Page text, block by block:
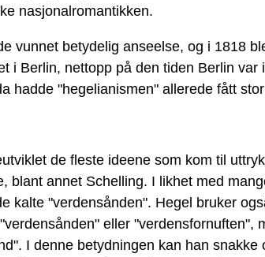
nasjonalromantikken.
vunnet betydelig anseelse, og i 1818
i Berlin, nettopp på den tiden Berlin
hadde "hegelianismen" allerede fått
de fleste ideene som kom til
blant annet Schelling. I likhet med
kalte "verdensånden". Hegel bruker
eller
I denne betydningen kan han